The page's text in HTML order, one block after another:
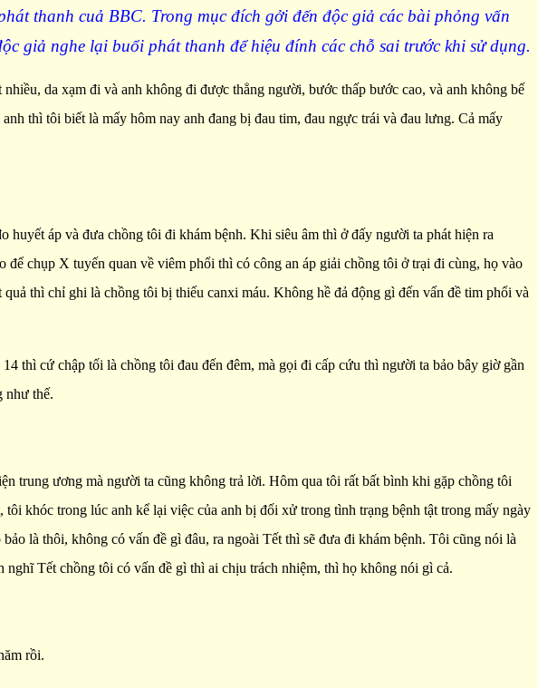
thanh cuả BBC. Trong mục đích gởi đến độc giả các bài phỏng vấn
giả nghe lại buổi phát thanh để hiệu đính các chỗ sai trước khi sử dụng.
da xạm đi và anh không đi được thẳng người, bước thấp bước cao, và anh không bế
thì tôi biết là mấy hôm nay anh đang bị đau tim, đau ngực trái và đau lưng. Cả mấy
áp và đưa chồng tôi đi khám bệnh. Khi siêu âm thì ở đấy người ta phát hiện ra
chụp X tuyến quan về viêm phổi thì có công an áp giải chồng tôi ở trại đi cùng, họ vào
thì chỉ ghi là chồng tôi bị thiếu canxi máu. Không hề đả động gì đến vấn đề tim phổi và
thì cứ chập tối là chồng tôi đau đến đêm, mà gọi đi cấp cứu thì người ta bảo bây giờ gần
như thế.
trung ương mà người ta cũng không trả lời. Hôm qua tôi rất bất bình khi gặp chồng tôi
khóc trong lúc anh kể lại việc của anh bị đối xử trong tình trạng bệnh tật trong mấy ngày
là thôi, không có vấn đề gì đâu, ra ngoài Tết thì sẽ đưa đi khám bệnh. Tôi cũng nói là
Tết chồng tôi có vấn đề gì thì ai chịu trách nhiệm, thì họ không nói gì cả.
rồi.